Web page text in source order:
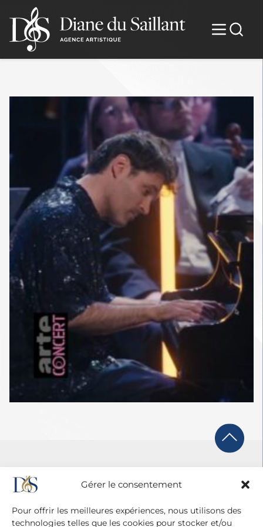
Gérer le consentement
Pour offrir les meilleures expériences, nous utilisons des
technologies telles que les cookies pour stocker et/ou
Mignature vidéo site (2)